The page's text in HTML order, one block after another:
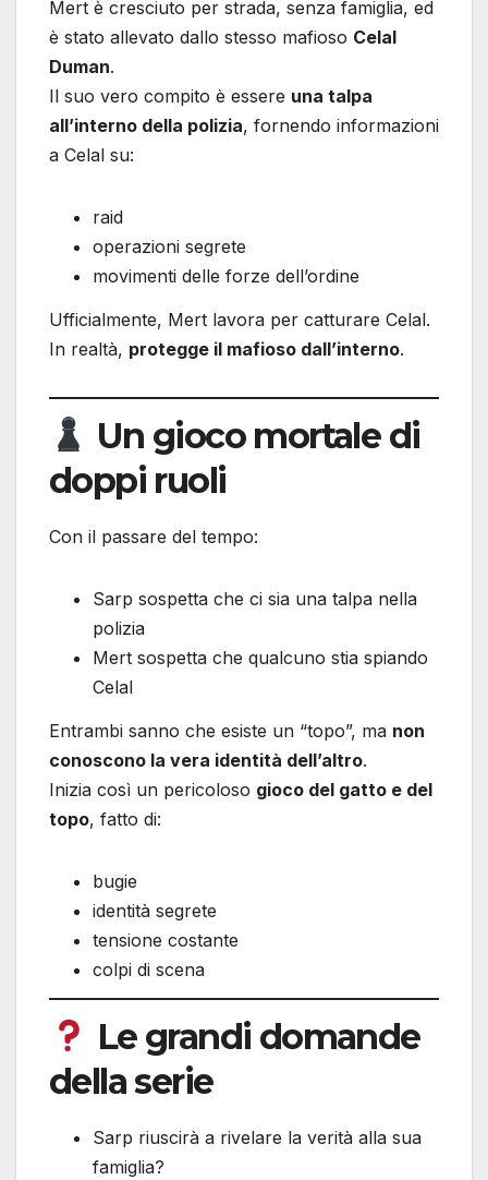
Mert è cresciuto per strada, senza famiglia, ed
è stato allevato dallo stesso mafioso Celal
Duman.
Il suo vero compito è essere una talpa
all’interno della polizia, fornendo informazioni
a Celal su:
raid
operazioni segrete
movimenti delle forze dell’ordine
Ufficialmente, Mert lavora per catturare Celal.
In realtà, protegge il mafioso dall’interno.
Un gioco mortale di
doppi ruoli
Con il passare del tempo:
Sarp sospetta che ci sia una talpa nella
polizia
Mert sospetta che qualcuno stia spiando
Celal
Entrambi sanno che esiste un “topo”, ma non
conoscono la vera identità dell’altro.
Inizia così un pericoloso gioco del gatto e del
topo, fatto di:
bugie
identità segrete
tensione costante
colpi di scena
Le grandi domande
della serie
Sarp riuscirà a rivelare la verità alla sua
famiglia?